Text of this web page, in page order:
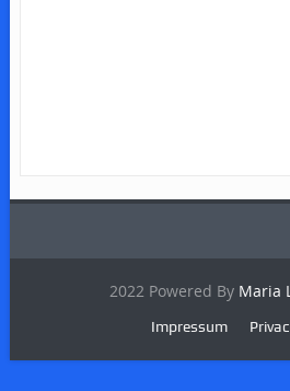
2022 Powered By Maria
Impressum